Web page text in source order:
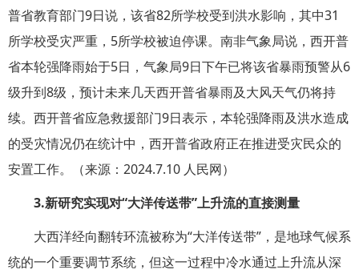
普省教育部门9日说，该省82所学校受到洪水影响，其中31
所学校受灾严重，5所学校被迫停课。南非气象局说，西开普
省本轮强降雨始于5日，气象局9日下午已将该省暴雨预警从6
级升到8级，预计未来几天西开普省暴雨及大风天气仍将持
续。西开普省应急救援部门9日表示，本轮强降雨及洪水造成
的受灾情况仍在统计中，西开普省政府正在推进受灾民众的
安置工作。（来源：2024.7.10 人民网）
3.新研究实现对“大洋传送带”上升流的直接测量
大西洋经向翻转环流被称为“大洋传送带”，是地球气候系
统的一个重要调节系统，但这一过程中冷水通过上升流从深